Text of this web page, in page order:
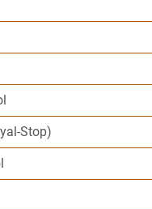
Stop)